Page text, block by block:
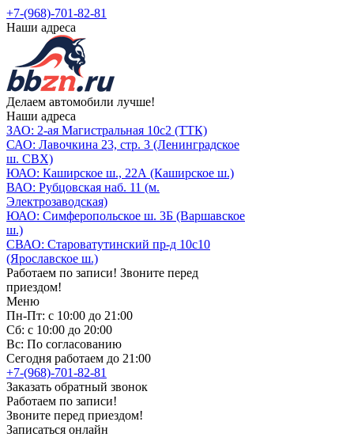
+7-(968)-701-82-81
Наши адреса
Делаем автомобили лучше!
Наши адреса
ЗАО: 2-ая Магистральная 10с2 (ТТК)
САО: Лавочкина 23, стр. 3 (Ленинградское
ш. СВХ)
ЮАО: Каширское ш., 22А (Каширское ш.)
ВАО: Рубцовская наб. 11 (м.
Электрозаводская)
ЮАО: Симферопольское ш. 3Б (Варшавское
ш.)
СВАО: Староватутинский пр-д 10с10
(Ярославское ш.)
Работаем по записи! Звоните перед
приездом!
Меню
Пн-Пт: с 10:00 до 21:00
Сб: с 10:00 до 20:00
Вс: По согласованию
Сегодня работаем до 21:00
+7-(968)-701-82-81
Заказать обратный звонок
Работаем по записи!
Звоните перед приездом!
Записаться онлайн